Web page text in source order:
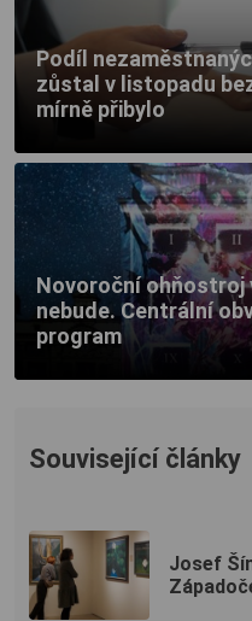
Podíl
zůstal v listopadu
mírně přibylo
Novoroční ohňostroj
nebude. Centrální
program
Související články
Josef